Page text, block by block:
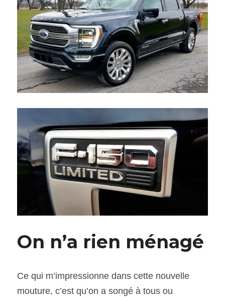
On n’a rien ménagé
Ce qui m’impressionne dans cette nouvelle
mouture, c’est qu’on a songé à tous ou